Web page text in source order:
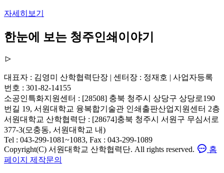
자세히보기
한눈에 보는 청주인쇄이야기
대표자 : 김영미 산학협력단장 | 센터장 : 정재호 | 사업자등록
번호 : 301-82-14155
소공인특화지원센터 : [28508] 충북 청주시 상당구 상당로190
번길 19, 서원대학교 융복합기술관 인쇄출판산업지원센터 2층
서원대학교 산학협력단 : [28674]충북 청주시 서원구 무심서로
377-3(모충동, 서원대학교 내)
Tel : 043-299-1081~1083, Fax : 043-299-1089
Copyright(C) 서원대학교 산학협력단. All rights reserved.
홈
페이지 제작문의